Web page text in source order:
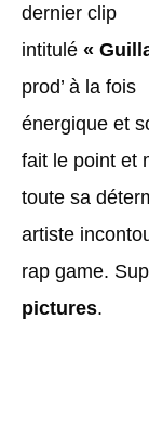
dernier clip
intitulé «
prod’ à la fois
énergique et
fait le point et
toute sa
artiste
rap game.
pictures.